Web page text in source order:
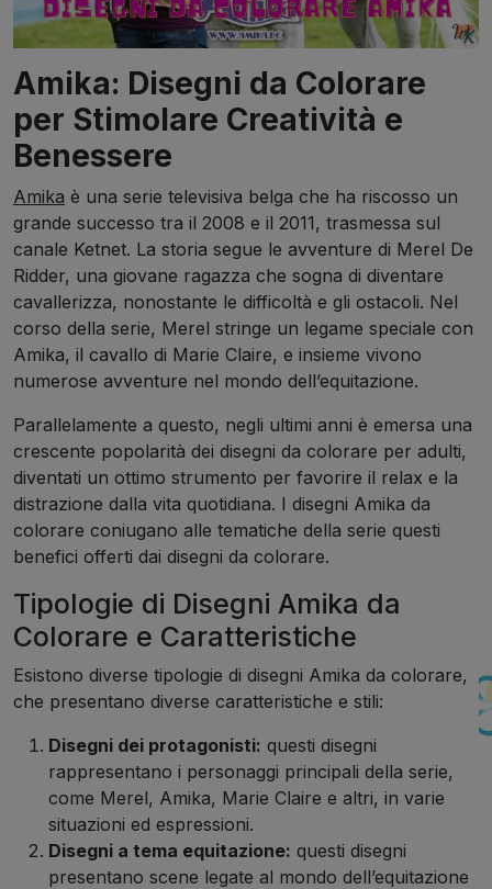
Amika: Disegni da Colorare
per Stimolare Creatività e
Benessere
Amika è una serie televisiva belga che ha riscosso un
grande successo tra il 2008 e il 2011, trasmessa sul
canale Ketnet. La storia segue le avventure di Merel De
Ridder, una giovane ragazza che sogna di diventare
cavallerizza, nonostante le difficoltà e gli ostacoli. Nel
corso della serie, Merel stringe un legame speciale con
Amika, il cavallo di Marie Claire, e insieme vivono
numerose avventure nel mondo dell’equitazione.
Parallelamente a questo, negli ultimi anni è emersa una
crescente popolarità dei disegni da colorare per adulti,
diventati un ottimo strumento per favorire il relax e la
distrazione dalla vita quotidiana. I disegni Amika da
colorare coniugano alle tematiche della serie questi
benefici offerti dai disegni da colorare.
Tipologie di Disegni Amika da
Colorare e Caratteristiche
Esistono diverse tipologie di disegni Amika da colorare,
che presentano diverse caratteristiche e stili:
Disegni dei protagonisti: questi disegni
rappresentano i personaggi principali della serie,
come Merel, Amika, Marie Claire e altri, in varie
situazioni ed espressioni.
Disegni a tema equitazione: questi disegni
presentano scene legate al mondo dell’equitazione